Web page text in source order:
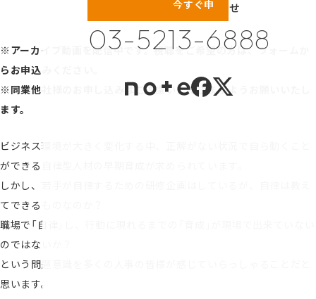
情報セキュリティポリシー
お電話でのお問い合わせ
03-5213-6888
今すぐ申し込む！
※アーカイブ動画を配信中です。視聴をご希望の方は、フォームか
らお申込みください。
※同業他社様のお申し込みはご遠慮いただきますようお願いいたし
ます。
ビジネス環境が大きく変化する中、正解がない状況で自ら動くこと
ができる自律型人材の早期育成が求められています。
しかし、若手が自律するための研修企画はしているが、自律は教え
てできるものなのか？
職場で「自律」し、行動に現れるまでの「育成」が現場で出来ていない
のではないか？
という問題意識を多くの人事の皆様が感じていらっしゃることだと
思います。